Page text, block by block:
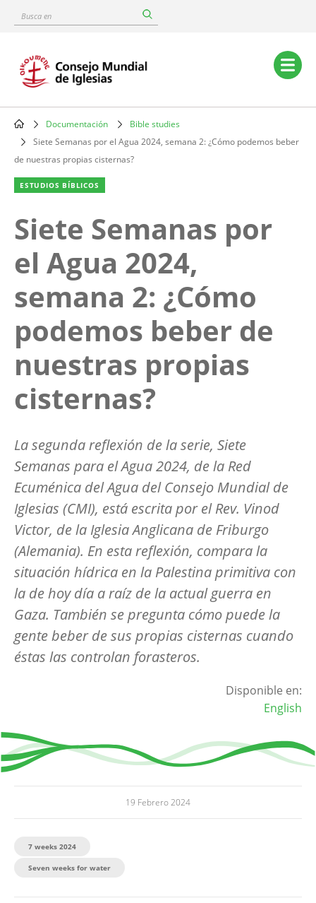
content
Busca
Main
navigation
Breadcrumb
Documentación
Bible studies
Siete Semanas por el Agua 2024, semana 2: ¿Cómo podemos beber
de nuestras propias cisternas?
ESTUDIOS BÍBLICOS
Siete Semanas por
el Agua 2024,
semana 2: ¿Cómo
podemos beber de
nuestras propias
cisternas?
La segunda reflexión de la serie, Siete
Semanas para el Agua 2024, de la Red
Ecuménica del Agua del Consejo Mundial de
Iglesias (CMI), está escrita por el Rev. Vinod
Victor, de la Iglesia Anglicana de Friburgo
(Alemania). En esta reflexión, compara la
situación hídrica en la Palestina primitiva con
la de hoy día a raíz de la actual guerra en
Gaza. También se pregunta cómo puede la
gente beber de sus propias cisternas cuando
éstas las controlan forasteros.
Disponible en:
English
19 Febrero 2024
7 weeks 2024
Seven weeks for water